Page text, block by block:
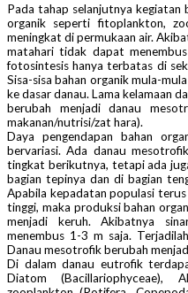
Pada tahap selanjutnya kegiatan
organik seperti fitoplankton,
meningkat di permukaan air.
matahari tidak dapat
fotosintesis hanya terbatas di
Sisa-sisa bahan organik mula-
ke dasar danau. Lama kelamaan
berubah menjadi danau
makanan/nutrisi/zat hara).
Daya pengendapan bahan
bervariasi. Ada danau
tingkat berikutnya, tetapi ada
bagian tepinya dan di bagian
Apabila kepadatan populasi
tinggi, maka produksi bahan
menjadi keruh. Akibatnya
menembus 1-3 m saja.
Danau mesotrofik berubah
Di dalam danau eutrofik
Diatom (Bacillariophyceae),